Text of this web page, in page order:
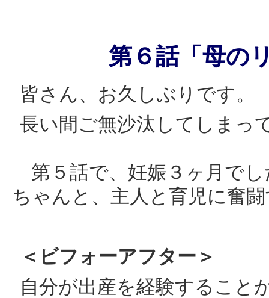
第６話「母の
皆さん、お久しぶりです。
長い間ご無沙汰してしまっ
第５話で、妊娠３ヶ月で
ちゃんと、主人と育児に奮
＜ビフォーアフター＞
自分が出産を経験すること